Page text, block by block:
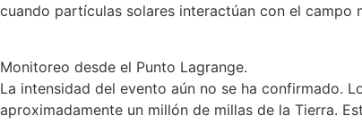
cuando partículas solares interactúan con el campo
Monitoreo desde el Punto Lagrange.
La intensidad del evento aún no se ha confirmado.
aproximadamente un millón de millas de la Tierra.